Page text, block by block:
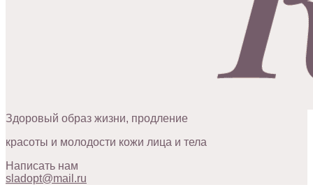
Здоровый образ жизни, продление
красоты и молодости кожи лица и тела
Написать нам
sladopt@mail.ru